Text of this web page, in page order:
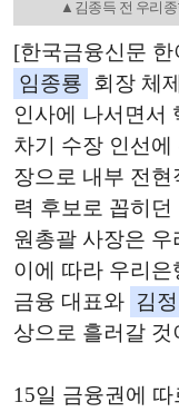
▲김종득 전 우리종
[한국금융신문
임종룡 회장 체
인사에 나서면서
차기 수장 인선
장으로 내부 전
력 후보로 꼽히
원총괄 사장은
이에 따라 우리
금융 대표와 김
상으로 흘러갈
15일 금융권에